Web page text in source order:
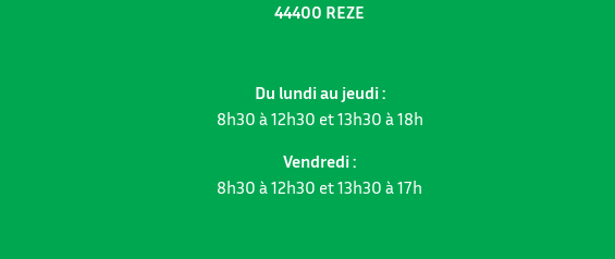
44400 REZE
Du lundi au jeudi :
8h30 à 12h30 et 13h30 à 18h
Vendredi :
8h30 à 12h30 et 13h30 à 17h